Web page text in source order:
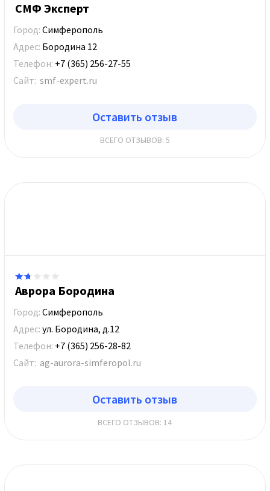
СМФ Эксперт
Город: Симферополь
Адрес: Бородина 12
Телефон: +7 (365) 256-27-55
Сайт: smf-expert.ru
Оставить отзыв
ВСЕГО ОТЗЫВОВ: 5
Аврора Бородина
Город: Симферополь
Адрес: ул. Бородина, д.12
Телефон: +7 (365) 256-28-82
Сайт: ag-aurora-simferopol.ru
Оставить отзыв
ВСЕГО ОТЗЫВОВ: 14